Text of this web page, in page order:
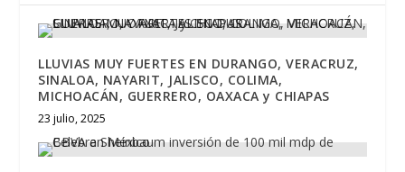
LLUVIAS MUY FUERTES EN DURANGO, VERACRUZ,
SINALOA, NAYARIT, JALISCO, COLIMA,
MICHOACÁN, GUERRERO, OAXACA y CHIAPAS
23 julio, 2025